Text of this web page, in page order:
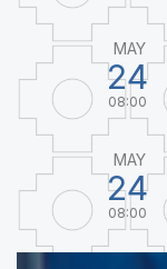
MAY
24
08:00
MAY
24
08:00